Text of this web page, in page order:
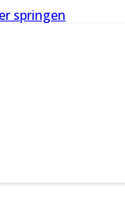
springen